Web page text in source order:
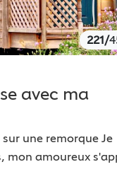
221/
avec ma
une remorque Je
mon amoureux